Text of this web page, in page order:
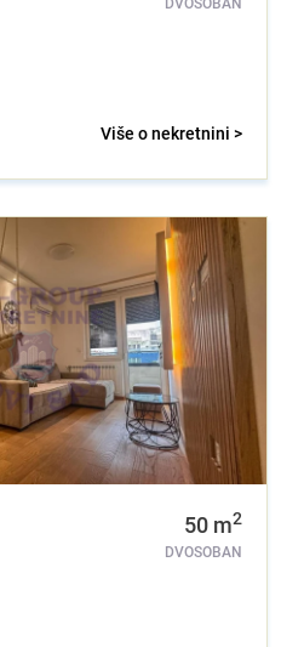
DVOSOBAN
Više o nekretnini >
50 m2
DVOSOBAN